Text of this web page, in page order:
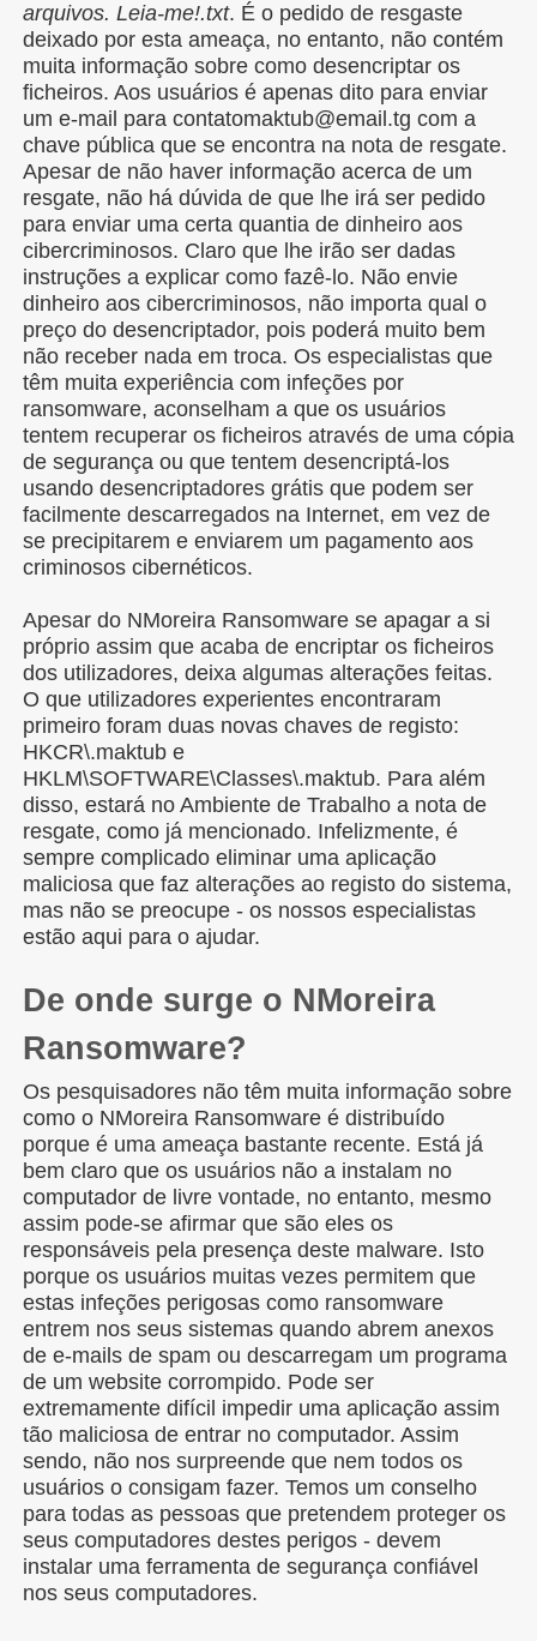
arquivos. Leia-me!.txt. É o pedido de resgaste
deixado por esta ameaça, no entanto, não contém
muita informação sobre como desencriptar os
ficheiros. Aos usuários é apenas dito para enviar
um e-mail para contatomaktub@email.tg com a
chave pública que se encontra na nota de resgate.
Apesar de não haver informação acerca de um
resgate, não há dúvida de que lhe irá ser pedido
para enviar uma certa quantia de dinheiro aos
cibercriminosos. Claro que lhe irão ser dadas
instruções a explicar como fazê-lo. Não envie
dinheiro aos cibercriminosos, não importa qual o
preço do desencriptador, pois poderá muito bem
não receber nada em troca. Os especialistas que
têm muita experiência com infeções por
ransomware, aconselham a que os usuários
tentem recuperar os ficheiros através de uma cópia
de segurança ou que tentem desencriptá-los
usando desencriptadores grátis que podem ser
facilmente descarregados na Internet, em vez de
se precipitarem e enviarem um pagamento aos
criminosos cibernéticos.
Apesar do NMoreira Ransomware se apagar a si
próprio assim que acaba de encriptar os ficheiros
dos utilizadores, deixa algumas alterações feitas.
O que utilizadores experientes encontraram
primeiro foram duas novas chaves de registo:
HKCR\.maktub e
HKLM\SOFTWARE\Classes\.maktub. Para além
disso, estará no Ambiente de Trabalho a nota de
resgate, como já mencionado. Infelizmente, é
sempre complicado eliminar uma aplicação
maliciosa que faz alterações ao registo do sistema,
mas não se preocupe - os nossos especialistas
estão aqui para o ajudar.
De onde surge o NMoreira
Ransomware?
Os pesquisadores não têm muita informação sobre
como o NMoreira Ransomware é distribuído
porque é uma ameaça bastante recente. Está já
bem claro que os usuários não a instalam no
computador de livre vontade, no entanto, mesmo
assim pode-se afirmar que são eles os
responsáveis pela presença deste malware. Isto
porque os usuários muitas vezes permitem que
estas infeções perigosas como ransomware
entrem nos seus sistemas quando abrem anexos
de e-mails de spam ou descarregam um programa
de um website corrompido. Pode ser
extremamente difícil impedir uma aplicação assim
tão maliciosa de entrar no computador. Assim
sendo, não nos surpreende que nem todos os
usuários o consigam fazer. Temos um conselho
para todas as pessoas que pretendem proteger os
seus computadores destes perigos - devem
instalar uma ferramenta de segurança confiável
nos seus computadores.